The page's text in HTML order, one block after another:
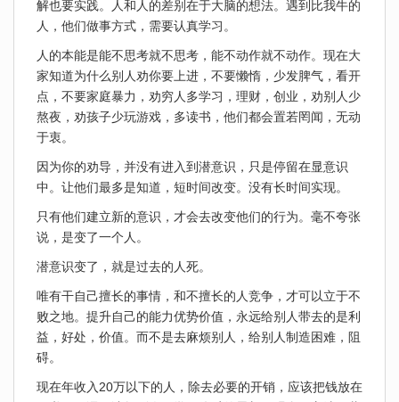
解也要实践。人和人的差别在于大脑的想法。遇到比我牛的
人，他们做事方式，需要认真学习。
人的本能是能不思考就不思考，能不动作就不动作。现在大
家知道为什么别人劝你要上进，不要懒惰，少发脾气，看开
点，不要家庭暴力，劝穷人多学习，理财，创业，劝别人少
熬夜，劝孩子少玩游戏，多读书，他们都会置若罔闻，无动
于衷。
因为你的劝导，并没有进入到潜意识，只是停留在显意识
中。让他们最多是知道，短时间改变。没有长时间实现。
只有他们建立新的意识，才会去改变他们的行为。毫不夸张
说，是变了一个人。
潜意识变了，就是过去的人死。
唯有干自己擅长的事情，和不擅长的人竞争，才可以立于不
败之地。提升自己的能力优势价值，永远给别人带去的是利
益，好处，价值。而不是去麻烦别人，给别人制造困难，阻
碍。
现在年收入20万以下的人，除去必要的开销，应该把钱放在